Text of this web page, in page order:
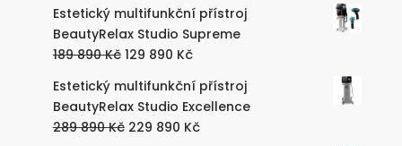
Estetický multifunkční přístroj
BeautyRelax Studio Supreme
189 890Kč Původní
byla:
189
890 Kč.
129 890 KčAktuální
je:
129
890 Kč.
Estetický multifunkční přístroj
BeautyRelax Studio Excellence
289 890Kč Původní
229 890 KčAktuální